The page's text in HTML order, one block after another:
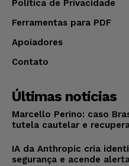
Política de Privacidade
Ferramentas para PDF
Apoiadores
Contato
Últimas notícias
Marcello Perino: caso
tutela cautelar e
IA da Anthropic cria
segurança e acende